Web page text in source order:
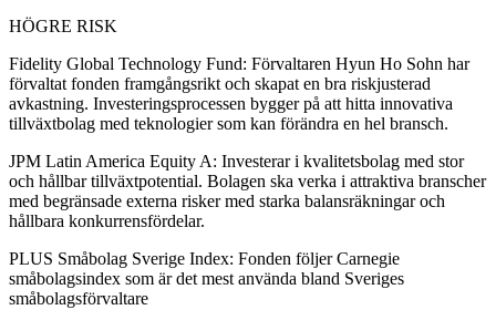
HÖGRE RISK
Fidelity Global Technology Fund: Förvaltaren Hyun Ho Sohn har
förvaltat fonden framgångsrikt och skapat en bra riskjusterad
avkastning. Investeringsprocessen bygger på att hitta innovativa
tillväxtbolag med teknologier som kan förändra en hel bransch.
JPM Latin America Equity A: Investerar i kvalitetsbolag med stor
och hållbar tillväxtpotential. Bolagen ska verka i attraktiva branscher
med begränsade externa risker med starka balansräkningar och
hållbara konkurrensfördelar.
PLUS Småbolag Sverige Index: Fonden följer Carnegie
småbolagsindex som är det mest använda bland Sveriges
småbolagsförvaltare